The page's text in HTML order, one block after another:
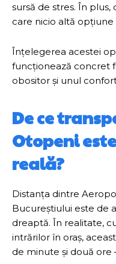
sursă de stres. În
care nicio altă
Înțelegerea acestei
funcționează concret
obositor și unul
De ce
Otopeni
reală?
Distanța dintre
Bucureștiului este de
dreaptă. În realitate,
intrărilor în oraș,
de minute și două ore